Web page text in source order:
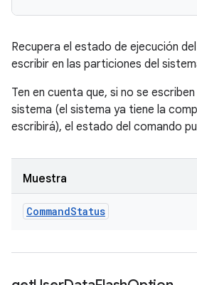
Recupera el estado de ejecución
escribir en las particiones del
Ten en cuenta que, si no se
sistema (el sistema ya tiene la
escribirá), el estado del comando
Muestra
CommandStatus